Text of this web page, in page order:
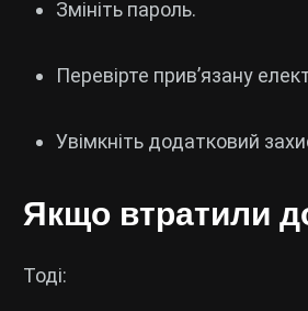
Змініть пароль.
Перевірте прив’язану
Увімкніть додатковий
Якщо втратили
Тоді: